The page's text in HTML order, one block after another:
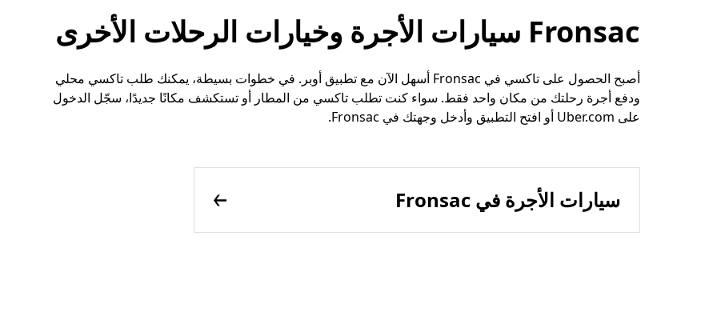
Fronsac سيارات الأجرة وخيارات الرحلات الأخرى
أصبح الحصول على تاكسي في Fronsac أسهل الآن مع تطبيق أوبر. في خطوات بسيطة، يمكنك طلب تاكسي محلي
ودفع أجرة رحلتك من مكان واحد فقط. سواء كنت تطلب تاكسي من المطار أو تستكشف مكانًا جديدًا، سجّل الدخول
على Uber.com أو افتح التطبيق وأدخل وجهتك في Fronsac.
سيارات الأجرة في Fronsac